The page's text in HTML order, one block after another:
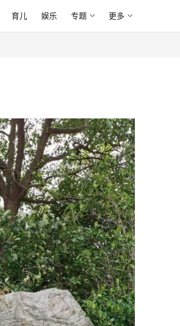
育儿 娱乐 专题 更多